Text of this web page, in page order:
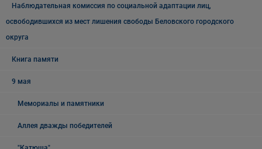
Наблюдательная комиссия по социальной адаптации лиц,
освободившихся из мест лишения свободы Беловского городского
округа
Книга памяти
9 мая
Мемориалы и памятники
Аллея дважды победителей